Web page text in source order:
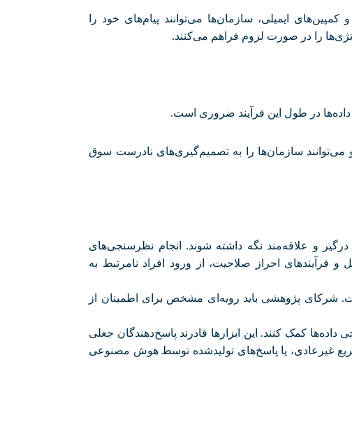
کمپین‌های ایمیلی، سازمان‌ها می‌توانند پیام‌های خود را
را در صورت لزوم فراهم می‌کنند.
در طول این فرآیند ضروری است.
می‌توانند سازمان‌ها را به تصمیم‌گیری‌های نادرست سوق
و علاقه‌مند نگه داشته شوند. انجام نظرسنجی‌های
فرآیندهای احراز صلاحیت، از ورود افراد نامرتبط به
شرکای پژوهشی باید رویه‌ای مشخص برای اطمینان از
داده‌ها کمک کنند. این ابزارها قادرند پاسخ‌دهندگان جعلی
غیرعادی، یا پاسخ‌های تولیدشده توسط هوش مصنوعی